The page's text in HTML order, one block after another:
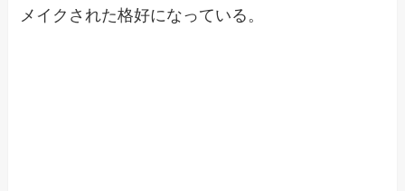
メイクされた格好になっている。